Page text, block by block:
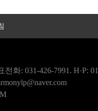
화: 031-426-7991. H·P: